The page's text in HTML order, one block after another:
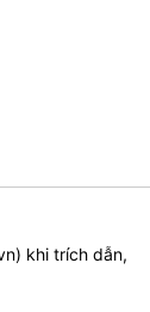
) khi trích dẫn,